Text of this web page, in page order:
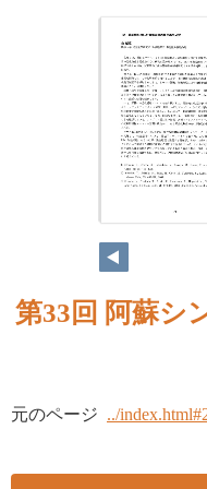
第33回 阿蘇シ
元のページ ../